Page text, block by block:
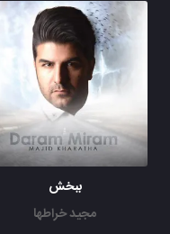
ببخش
مجید خراطها